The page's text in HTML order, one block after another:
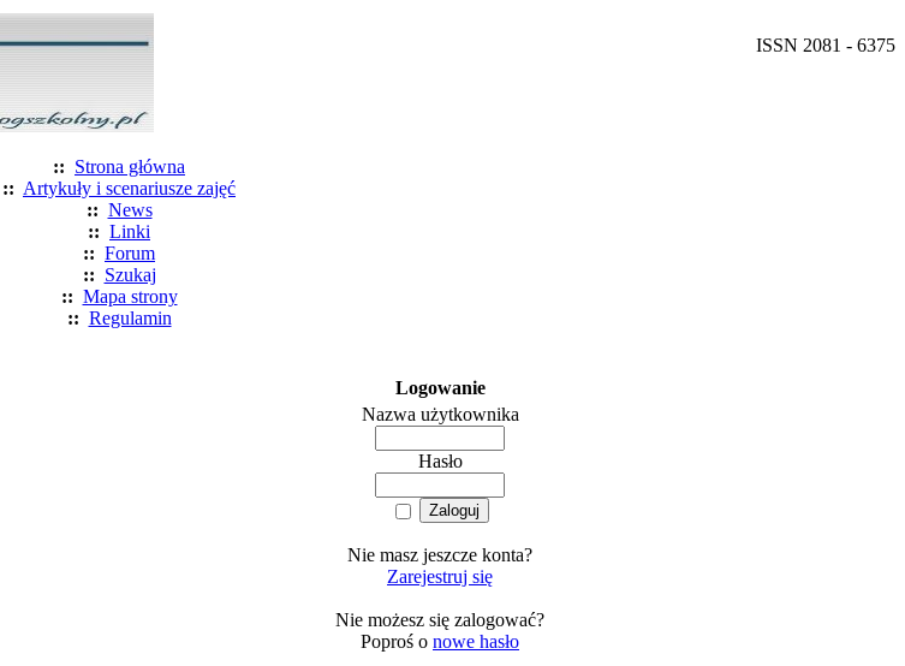
ISSN 2081 - 6375
:: Strona główna
:: Artykuły i scenariusze zajęć
:: News
:: Linki
:: Forum
:: Szukaj
:: Mapa strony
:: Regulamin
Logowanie
Nazwa użytkownika
Hasło
Nie masz jeszcze konta?
Zarejestruj się
Nie możesz się zalogować?
Poproś o nowe hasło